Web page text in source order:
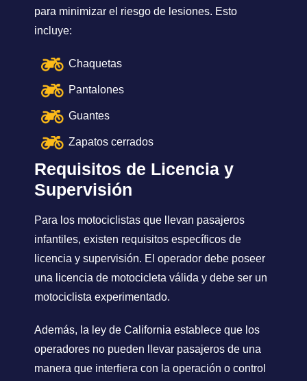
para minimizar el riesgo de lesiones. Esto
incluye:
Chaquetas
Pantalones
Guantes
Zapatos cerrados
Requisitos de Licencia y
Supervisión
Para los motociclistas que llevan pasajeros
infantiles, existen requisitos específicos de
licencia y supervisión. El operador debe poseer
una licencia de motocicleta válida y debe ser un
motociclista experimentado.
Además, la ley de California establece que los
operadores no pueden llevar pasajeros de una
manera que interfiera con la operación o control